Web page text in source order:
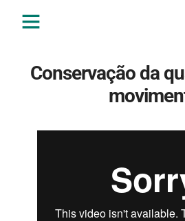
Conservação da